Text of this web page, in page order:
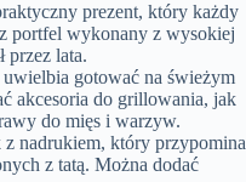
prezent, który każdy
portfel wykonany z wysokiej
przez lata.
gotować na świeżym
akcesoria do grillowania, jak
do mięs i warzyw.
nadrukiem, który przypomina
z tatą. Można dodać